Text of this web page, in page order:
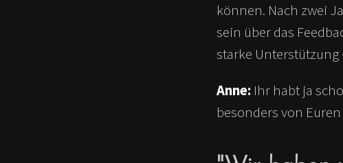
können. Nach zwei
sein über das
starke
Anne: Ihr habt ja
besonders von